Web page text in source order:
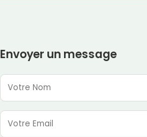
Envoyer un message